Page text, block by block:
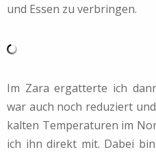
und Essen zu verbringen.
Im Zara ergatterte ich
war auch noch reduziert
kalten Temperaturen im
ich ihn direkt mit. Dabei